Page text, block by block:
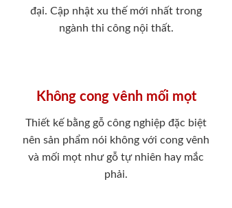
đại. Cập nhật xu thế mới nhất trong
ngành thi công nội thất.
Không cong vênh mối mọt
Thiết kế bằng gỗ công nghiệp đặc biệt
nên sản phẩm nói không với cong vênh
và mối mọt như gỗ tự nhiên hay mắc
phải.